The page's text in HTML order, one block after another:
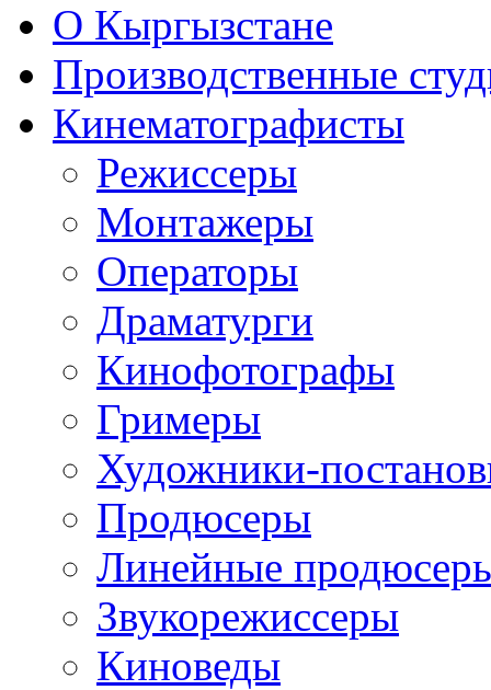
О Кыргызстане
Производственные
Кинематографисты
Режиссеры
Монтажеры
Операторы
Драматурги
Кинофотографы
Гримеры
Художники-
Продюсеры
Линейные
Звукорежиссеры
Киноведы